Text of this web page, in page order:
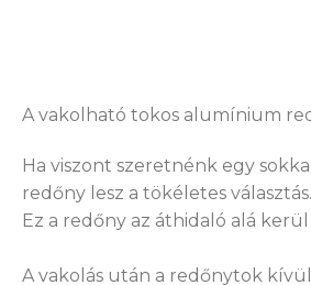
A vakolható tokos alumínium
Ha viszont szeretnénk egy
redőny lesz a tökéletes választás.
Ez a redőny az áthidaló alá
A vakolás után a redőnytok